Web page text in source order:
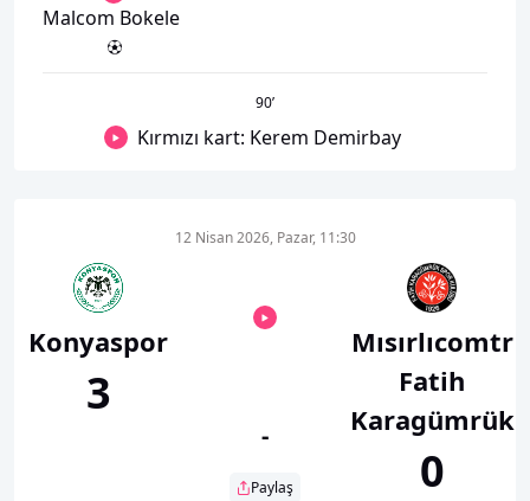
Malcom Bokele
90’
Kırmızı kart: Kerem Demirbay
Konyaspor
3
12 Nisan 2026, Pazar, 11:30
-
Paylaş
Mısırlıcomtr
Fatih
Karagümrük
0